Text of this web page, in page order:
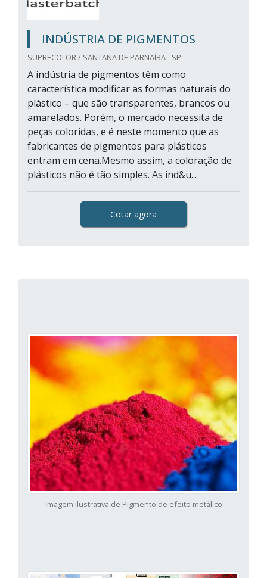
INDÚSTRIA DE PIGMENTOS
SUPRECOLOR / SANTANA DE PARNAÍBA - SP
A indústria de pigmentos têm como
característica modificar as formas naturais do
plástico – que são transparentes, brancos ou
amarelados. Porém, o mercado necessita de
peças coloridas, e é neste momento que as
fabricantes de pigmentos para plásticos
entram em cena.Mesmo assim, a coloração de
plásticos não é tão simples. As ind&u...
Cotar agora
Imagem ilustrativa de Pigmento de efeito metálico